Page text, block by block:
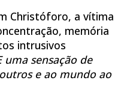
Christóforo, a vítima
memória
intrusivos
uma sensação de
e ao mundo ao